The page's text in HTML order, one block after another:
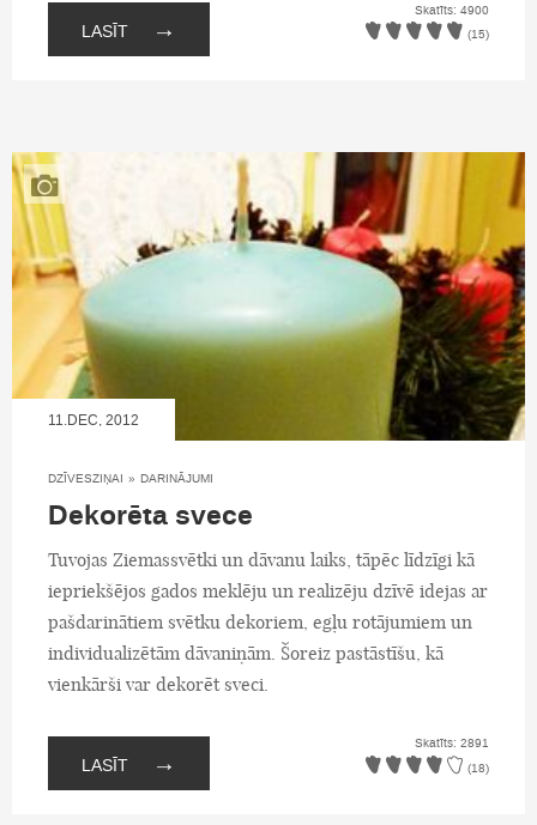
LASĪT →
Skatīts: 4900
(15)
11.DEC, 2012
DZĪVESZIŅAI » DARINĀJUMI
Dekorēta svece
Tuvojas Ziemassvētki un dāvanu laiks, tāpēc līdzīgi kā
iepriekšējos gados meklēju un realizēju dzīvē idejas ar
pašdarinātiem svētku dekoriem, egļu rotājumiem un
individualizētām dāvaniņām. Šoreiz pastāstīšu, kā
vienkārši var dekorēt sveci.
LASĪT →
Skatīts: 2891
(18)